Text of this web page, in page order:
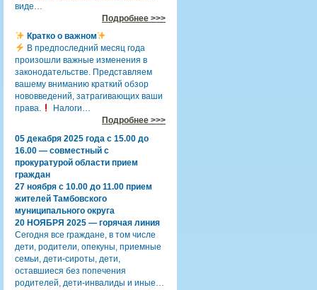
виде…
Подробнее >>>
Кратко о важном
В предпоследний месяц года
произошли важные изменения в
законодательстве. Представляем
вашему вниманию краткий обзор
нововведений, затрагивающих ваши
права.
Налоги…
Подробнее >>>
05 декабря 2025 года с 15.00 до
16.00 — совместный с
прокуратурой области прием
граждан
27 ноября с 10.00 до 11.00 прием
жителей Тамбовского
муниципального округа
20 НОЯБРЯ 2025 — горячая линия
Сегодня все граждане, в том числе
дети, родители, опекуны, приемные
семьи, дети-сироты, дети,
оставшиеся без попечения
родителей, дети-инвалиды и иные…